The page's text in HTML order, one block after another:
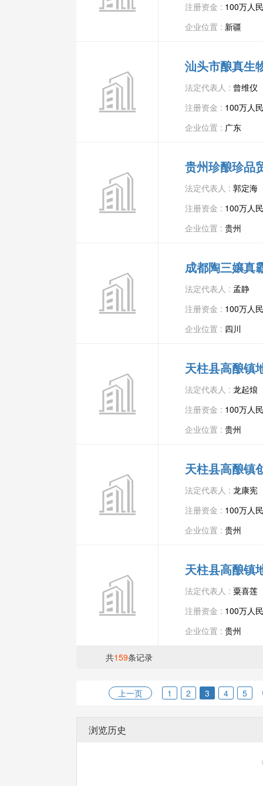
注册资金 : 100万人
企业位置 : 新疆
汕头市酿真生
法定代表人 : 曾维仪
注册资金 : 100万人
企业位置 : 广东
贵州珍酿珍品
法定代表人 : 郭定海
注册资金 : 100万人
企业位置 : 贵州
成都陶三孃真
法定代表人 : 孟静
注册资金 : 100万人
企业位置 : 四川
天柱县高酿镇
法定代表人 : 龙起烺
注册资金 : 100万人
企业位置 : 贵州
天柱县高酿镇
法定代表人 : 龙康宪
注册资金 : 100万人
企业位置 : 贵州
天柱县高酿镇
法定代表人 : 粟喜莲
注册资金 : 100万人
企业位置 : 贵州
共159条记录
上一页 1 2 3 4 5
浏览历史